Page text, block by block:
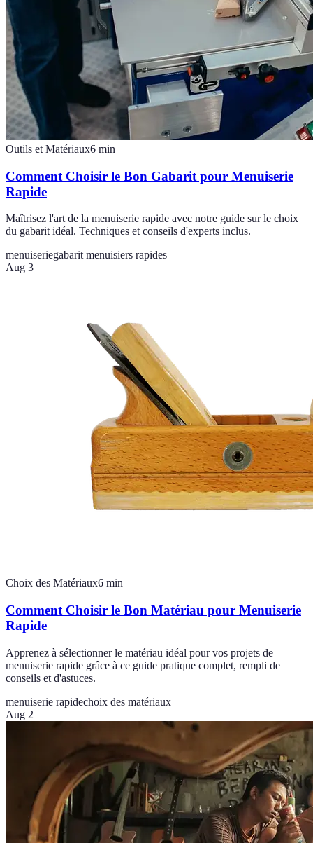
Outils et Matériaux6 min
Comment Choisir le Bon Gabarit pour Menuiserie
Rapide
Maîtrisez l'art de la menuiserie rapide avec notre guide sur le choix
du gabarit idéal. Techniques et conseils d'experts inclus.
menuiseriegabarit menuisiers rapides
Aug 3
Choix des Matériaux6 min
Comment Choisir le Bon Matériau pour Menuiserie
Rapide
Apprenez à sélectionner le matériau idéal pour vos projets de
menuiserie rapide grâce à ce guide pratique complet, rempli de
conseils et d'astuces.
menuiserie rapidechoix des matériaux
Aug 2